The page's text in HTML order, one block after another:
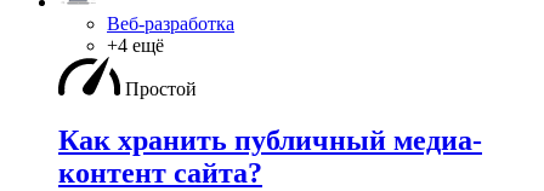
Веб-разработка
+4 ещё
Простой
Как хранить публичный медиа-
контент сайта?